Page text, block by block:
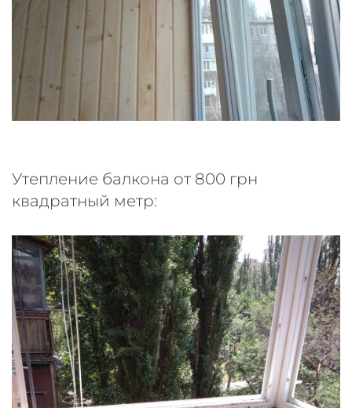
Утепление балкона от 800 грн
квадратный метр: